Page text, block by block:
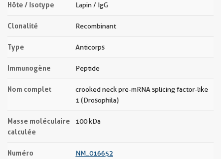
Hôte / Isotype Lapin / IgG
Clonalité Recombinant
Type Anticorps
Immunogène Peptide
Nom complet
crooked neck pre-mRNA splicing factor-like
1 (Drosophila)
Masse moléculaire
calculée
100 kDa
Numéro
NM_016652